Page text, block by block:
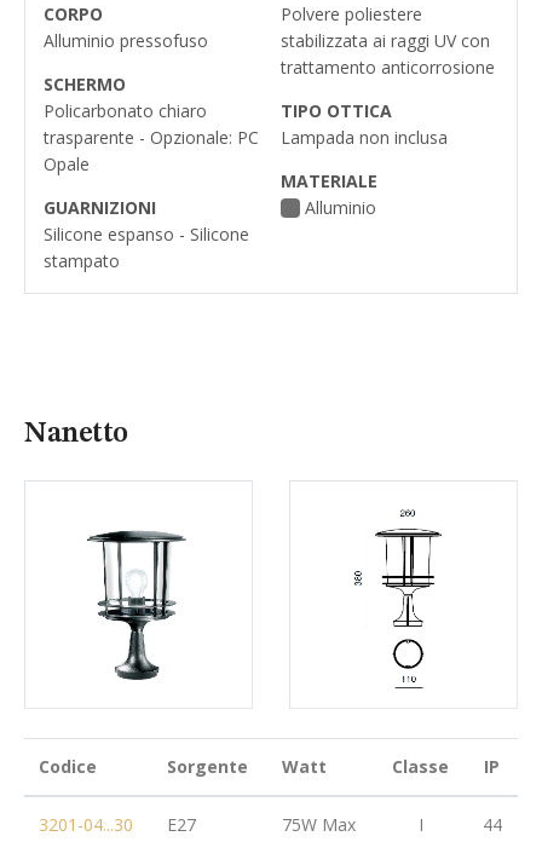
CORPO
Alluminio pressofuso
SCHERMO
Policarbonato chiaro
trasparente - Opzionale: PC
Opale
GUARNIZIONI
Silicone espanso - Silicone
stampato
Polvere poliestere
stabilizzata ai raggi UV con
trattamento anticorrosione
TIPO OTTICA
Lampada non inclusa
MATERIALE
Alluminio
Nanetto
Codice Sorgente Watt Classe IP
3201-04...30 E27 75W Max I 44